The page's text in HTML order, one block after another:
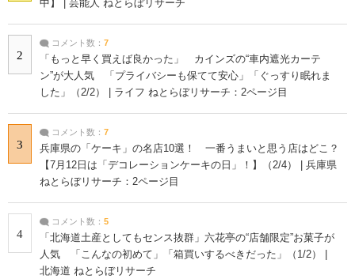
中】 | 芸能人 ねとらぼリサーチ
2
コメント数： 7
「もっと早く買えば良かった」 カインズの“車内遮光カーテ
ン”が大人気 「プライバシーも保てて安心」「ぐっすり眠れま
した」（2/2） | ライフ ねとらぼリサーチ：2ページ目
3
コメント数： 7
兵庫県の「ケーキ」の名店10選！ 一番うまいと思う店はどこ？
【7月12日は「デコレーションケーキの日」！】（2/4） | 兵庫県
ねとらぼリサーチ：2ページ目
4
コメント数： 5
「北海道土産としてもセンス抜群」六花亭の“店舗限定”お菓子が
人気 「こんなの初めて」「箱買いするべきだった」（1/2） |
北海道 ねとらぼリサーチ